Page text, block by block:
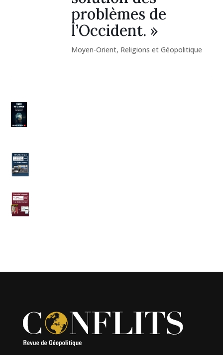
problèmes de
l’Occident. »
Moyen-Orient, Religions et Géopolitique